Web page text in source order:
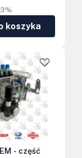
koszyka
- część